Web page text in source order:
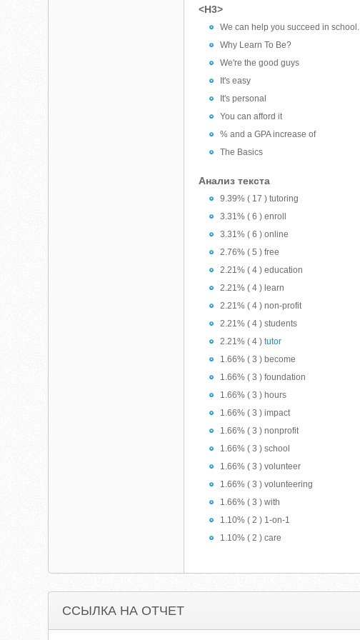
<H3>
We can help you succeed in school.
Why Learn To Be?
We're the good guys
It's easy
It's personal
You can afford it
% and a GPA increase of
The Basics
Анализ текста
9.39% ( 17 ) tutoring
3.31% ( 6 ) enroll
3.31% ( 6 ) online
2.76% ( 5 ) free
2.21% ( 4 ) education
2.21% ( 4 ) learn
2.21% ( 4 ) non-profit
2.21% ( 4 ) students
2.21% ( 4 )tutor
1.66% ( 3 ) become
1.66% ( 3 ) foundation
1.66% ( 3 ) hours
1.66% ( 3 ) impact
1.66% ( 3 ) nonprofit
1.66% ( 3 ) school
1.66% ( 3 ) volunteer
1.66% ( 3 ) volunteering
1.66% ( 3 ) with
1.10% ( 2 ) 1-on-1
1.10% ( 2 ) care
ССЫЛКА НА ОТЧЕТ